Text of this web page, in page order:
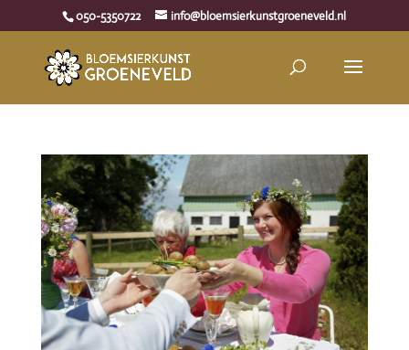
050-5350722 info@bloemsierkunstgroeneveld.nl